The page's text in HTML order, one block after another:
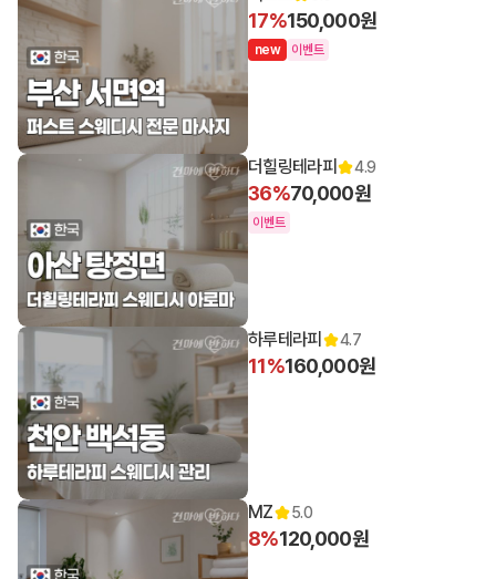
17%150,000원
new 이벤트
더힐링테라피 4.9
36%70,000원
이벤트
하루테라피 4.7
11%160,000원
MZ 5.0
8%120,000원